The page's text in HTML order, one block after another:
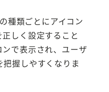
種類ごとにアイコン
しく設定すること
で表示され、ユーザ
握しやすくなりま